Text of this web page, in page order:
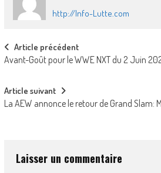
http://Info-Lutte.com
Post
navigation
Article précédent
Avant-Goût pour le WWE NXT du 2 Juin
Article suivant
La AEW annonce le retour de Grand Slam:
Laisser un commentaire